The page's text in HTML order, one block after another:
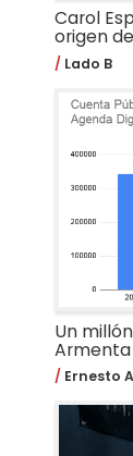
Carol
origen
Lado B
Un
Armenta
Ernesto